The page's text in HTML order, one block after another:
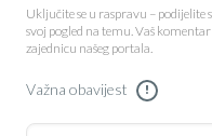
Uključite se u raspravu –
svoj pogled na temu. Vaš
zajednicu našeg portala.
Važna obavijest !